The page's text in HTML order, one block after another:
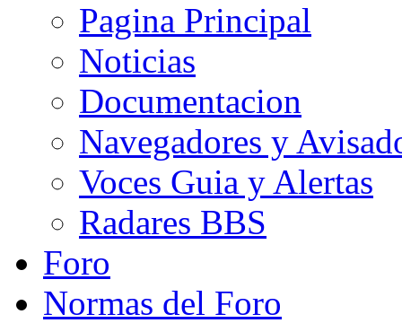
Pagina Principal
Noticias
Documentacion
Navegadores y
Voces Guia y Alertas
Radares BBS
Foro
Normas del Foro